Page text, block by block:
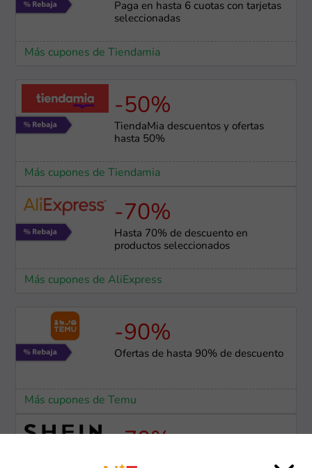
Paga en hasta 6 cuotas con tarjetas
seleccionadas
Más cupones de Tiendamia
-50%
TiendaMia descuentos y ofertas
hasta 50%
Más cupones de Tiendamia
-70%
Hasta 70% de descuento en
productos seleccionados
Más cupones de AliExpress
-90%
Ofertas de hasta 90% de descuento
Más cupones de Temu
-70%